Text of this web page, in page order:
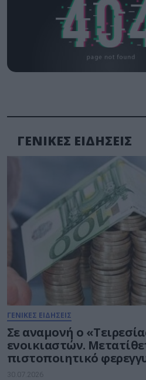
ΓΕΝΙΚΕΣ ΕΙΔΗΣΕΙΣ
ΓΕΝΙΚΕΣ ΕΙΔΗΣΕΙΣ
Σε αναμονή ο
ενοικιαστών.
πιστοποιητικό
30.07.2026